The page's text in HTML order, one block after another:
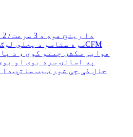
هوایی سکشن چمتو کوي ، د
په اسانۍ سره بوی او
حال کې چې شور ټیټ ساتي.دا